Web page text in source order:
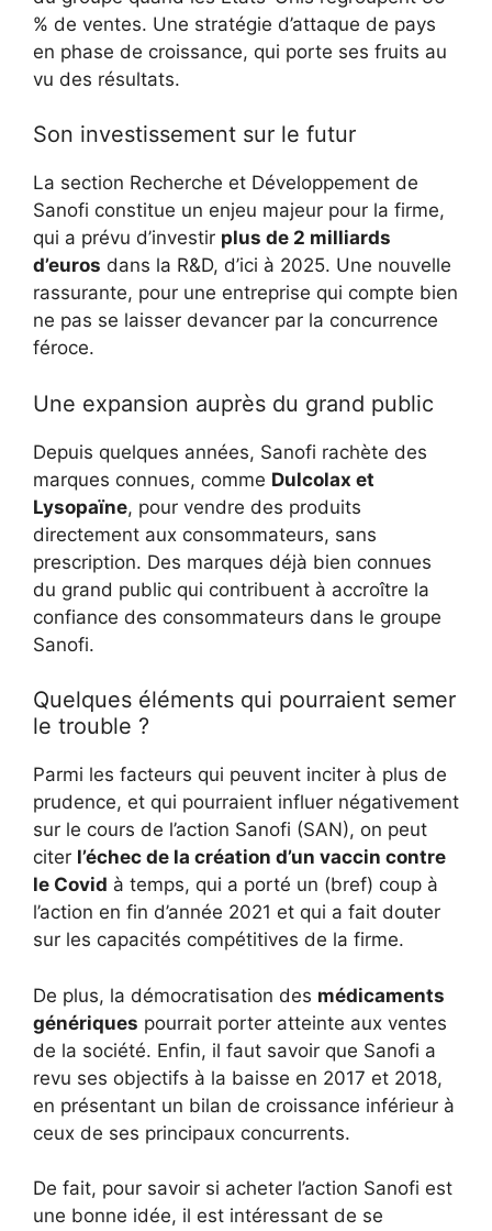
% de ventes. Une stratégie d’attaque de pays
en phase de croissance, qui porte ses fruits au
vu des résultats.
Son investissement sur le futur
La section Recherche et Développement de
Sanofi constitue un enjeu majeur pour la firme,
qui a prévu d’investir plus de 2 milliards
d’euros dans la R&D, d’ici à 2025. Une nouvelle
rassurante, pour une entreprise qui compte bien
ne pas se laisser devancer par la concurrence
féroce.
Une expansion auprès du grand public
Depuis quelques années, Sanofi rachète des
marques connues, comme Dulcolax et
Lysopaïne, pour vendre des produits
directement aux consommateurs, sans
prescription. Des marques déjà bien connues
du grand public qui contribuent à accroître la
confiance des consommateurs dans le groupe
Sanofi.
Quelques éléments qui pourraient semer
le trouble ?
Parmi les facteurs qui peuvent inciter à plus de
prudence, et qui pourraient influer négativement
sur le cours de l’action Sanofi (SAN), on peut
citer l’échec de la création d’un vaccin contre
le Covid à temps, qui a porté un (bref) coup à
l’action en fin d’année 2021 et qui a fait douter
sur les capacités compétitives de la firme.
De plus, la démocratisation des médicaments
génériques pourrait porter atteinte aux ventes
de la société. Enfin, il faut savoir que Sanofi a
revu ses objectifs à la baisse en 2017 et 2018,
en présentant un bilan de croissance inférieur à
ceux de ses principaux concurrents.
De fait, pour savoir si acheter l’action Sanofi est
une bonne idée, il est intéressant de se